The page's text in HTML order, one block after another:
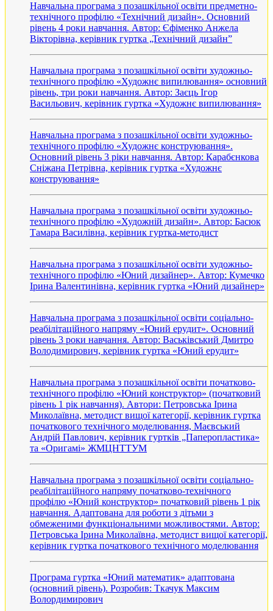
Навчальна програма з позашкільної освіти предметно-
технічного профілю «Технічний дизайн». Основний
рівень 4 роки навчання. Автор: Єфіменко Анжела
Вікторівна, керівник гуртка „Технічний дизайн”
Навчальна програма з позашкільної освіти художньо-
технічного профілю «Художнє випилювання» основний
рівень, три роки навчання. Автор: Заєць Ігор
Васильович, керівник гуртка «Художнє випилювання»
Навчальна програма з позашкільної освіти художньо-
технічного профілю «Художнє конструювання».
Основний рівень 3 ріки навчання. Автор: Карабєнкова
Сніжана Петрівна, керівник гуртка «Художнє
конструювання»
Навчальна програма з позашкільної освіти художньо-
технічного профілю «Художній дизайн». Автор: Басюк
Тамара Василівна, керівник гуртка-методист
Навчальна програма з позашкільної освіти художньо-
технічного профілю «Юний дизайнер». Автор: Кумечко
Ірина Валентинівна, керівник гуртка «Юний дизайнер»
Навчальна програма з позашкільної освіти соціально-
реабілітаційного напряму «Юний ерудит». Основний
рівень 3 роки навчання. Автор: Васьківський Дмитро
Володимирович, керівник гуртка «Юний ерудит»
Навчальна програма з позашкільної освіти початково-
технічного профілю «Юний конструктор» (початковий
рівень 1 рік навчання). Автори: Петровська Ірина
Миколаївна, методист вищої категорії, керівник гуртка
початкового технічного моделювання, Маєвський
Андрій Павлович, керівник гуртків „Паперопластика»
та «Оригамі» ЖМЦНТТУМ
Навчальна програма з позашкільної освіти соціально-
реабілітаційного напряму початково-технічного
профілю «Юний конструктор» початковий рівень 1 рік
навчання. Адаптована для роботи з дітьми з
обмеженими функціональними можливостями. Автор:
Петровська Ірина Миколаївна, методист вищої категорії,
керівник гуртка початкового технічного моделювання
Програма гуртка «Юний математик» адаптована
(основний рівень). Розробив: Ткачук Максим
Волордимирович